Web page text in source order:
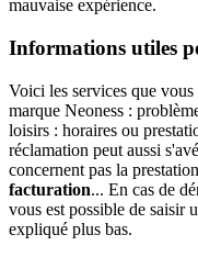
mauvaise expérience.
Informations utiles
Voici les services que
marque Neoness :
loisirs : horaires ou
réclamation peut aussi
concernent pas la
facturation... En cas de
vous est possible de saisir
expliqué plus bas.